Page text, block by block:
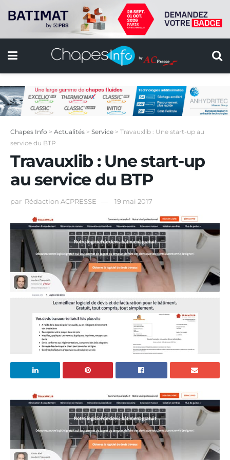
Chapes Info > Actualités > Service > Travauxlib : Une start-up au
service du BTP
Travauxlib : Une start-up
au service du BTP
par Rédaction ACPRESSE 19 mai 2017